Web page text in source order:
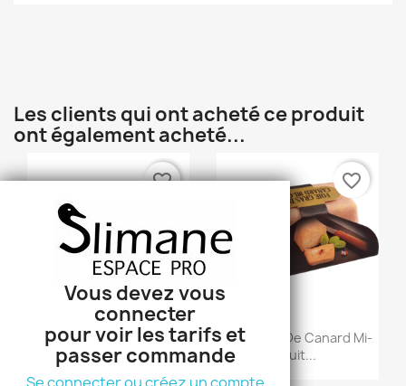
Les clients qui ont acheté ce produit
ont également acheté...
Aperçu rapide
Spécialité De Foie Gras
De...
favorite_border
Aperçu rapide
Foie Gras De Canard Mi-
Cuit...
favorite_border
Nom de la liste d'envies
Créer une liste d'envies
Vous devez vous
connecter
pour voir les tarifs et
passer commande
Se connecter ou créez un compte
Vous devez vous
connecter
pour voir les tarifs et
passer commande
Se connecter ou créez un compte